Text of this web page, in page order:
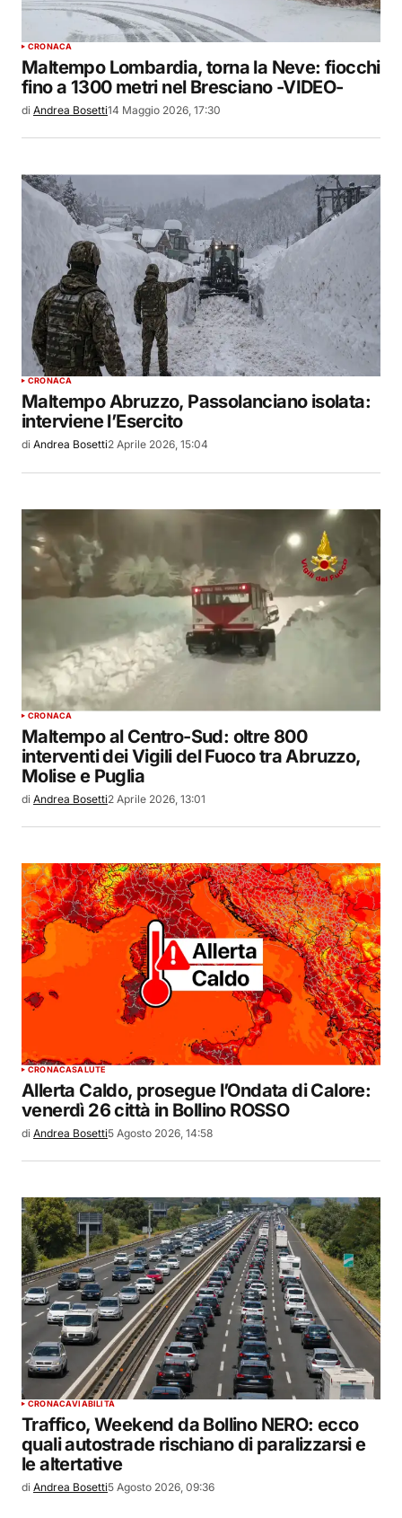
CRONACA
Maltempo Lombardia, torna la Neve: fiocchi
fino a 1300 metri nel Bresciano -VIDEO-
di Andrea Bosetti14 Maggio 2026, 17:30
CRONACA
Maltempo Abruzzo, Passolanciano isolata:
interviene l’Esercito
di Andrea Bosetti2 Aprile 2026, 15:04
CRONACA
Maltempo al Centro-Sud: oltre 800
interventi dei Vigili del Fuoco tra Abruzzo,
Molise e Puglia
di Andrea Bosetti2 Aprile 2026, 13:01
CRONACASALUTE
Allerta Caldo, prosegue l’Ondata di Calore:
venerdì 26 città in Bollino ROSSO
di Andrea Bosetti5 Agosto 2026, 14:58
CRONACAVIABILITÀ
Traffico, Weekend da Bollino NERO: ecco
quali autostrade rischiano di paralizzarsi e
le altertative
di Andrea Bosetti5 Agosto 2026, 09:36